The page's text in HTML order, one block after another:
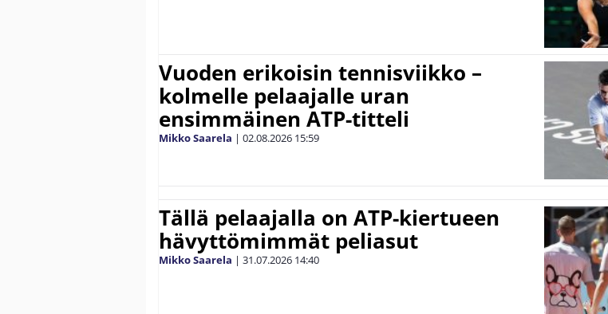
Vuoden erikoisin tennisviikko –
kolmelle pelaajalle uran
ensimmäinen ATP-titteli
Mikko Saarela | 02.08.2026 15:59
Tällä pelaajalla on ATP-kiertueen
hävyttömimmät peliasut
Mikko Saarela | 31.07.2026 14:40